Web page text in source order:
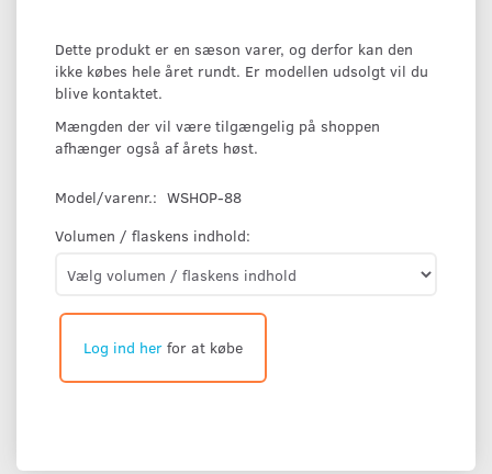
Dette produkt er en sæson varer, og derfor kan den
ikke købes hele året rundt. Er modellen udsolgt vil du
blive kontaktet.
Mængden der vil være tilgængelig på shoppen
afhænger også af årets høst.
Model/varenr.: WSHOP-88
Volumen / flaskens indhold:
Log ind her for at købe